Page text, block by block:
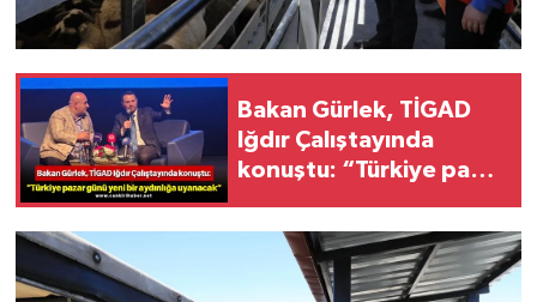
Bakan Gürlek, TİGAD
Iğdır Çalıştayında
konuştu: “Türkiye pazar
uyanacak”